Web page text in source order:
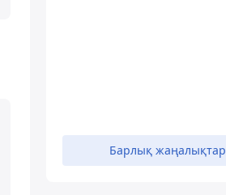
Барлық жаңалықтар